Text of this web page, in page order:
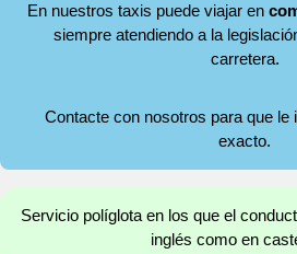
En nuestros taxis puede viajar en
siempre atendiendo a la
carretera.
Contacte con nosotros para que le
exacto.
Servicio políglota en los que el
inglés como en